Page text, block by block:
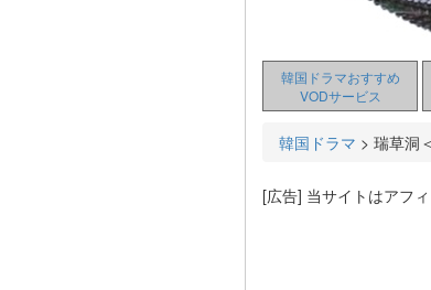
韓国ドラマおすすめ
VODサービス
韓国ドラマ > 瑞草洞
[広告] 当サイトはアフ